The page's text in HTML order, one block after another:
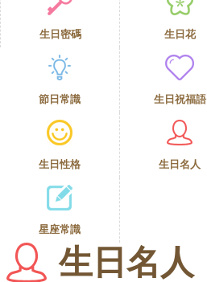
生日密碼 生日花
節日常識 生日祝福語
生日性格 生日名人
星座常識
生日名人